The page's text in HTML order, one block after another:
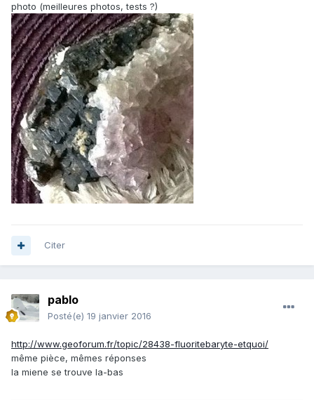
photo (meilleures photos, tests ?)
Citer
pablo
Posté(e) 19 janvier 2016
http://www.geoforum.fr/topic/28438-fluoritebaryte-etquoi/
même pièce, mêmes réponses
la miene se trouve la-bas